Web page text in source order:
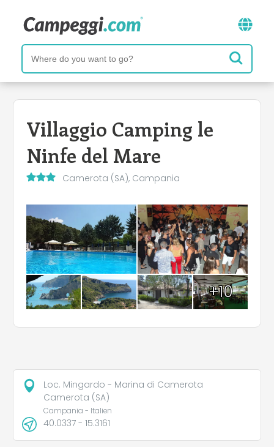
Villaggio Camping le
Ninfe del Mare
Camerota (SA), Campania
+10
Loc. Mingardo - Marina di Camerota
Camerota (SA)
Campania - Italien
40.0337 - 15.3161